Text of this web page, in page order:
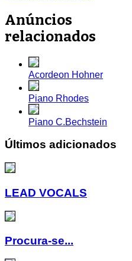
Anúncios
relacionados
Acordeon Hohner
Piano Rhodes
Piano C.Bechstein
Últimos adicionados
LEAD VOCALS
Procura-se...